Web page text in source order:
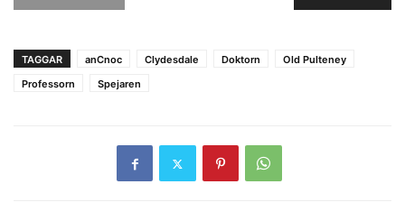
TAGGAR anCnoc Clydesdale Doktorn
Old Pulteney
Professorn
Spejaren